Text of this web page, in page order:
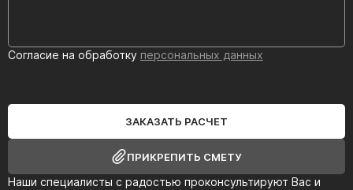
Наши специалисты с радостью проконсультируют Вас и
Согласие на обработку персональных данных
ЗАКАЗАТЬ РАСЧЕТ
ПРИКРЕПИТЬ СМЕТУ